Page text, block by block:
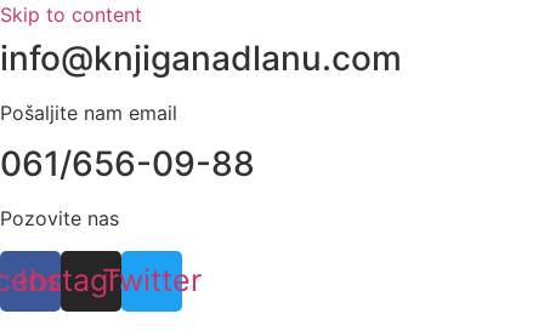
Skip to content
info@knjiganadlanu.com
Pošaljite nam email
061/656-09-88
Pozovite nas
Instagram
Twitter